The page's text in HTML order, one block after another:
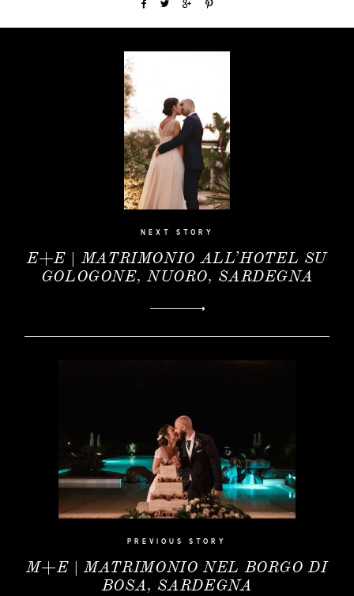
PREVIOUS STORY
M+E | MATRIMONIO NEL BORGO DI
BOSA, SARDEGNA
NEXT STORY
E+E | MATRIMONIO ALL’HOTEL SU
GOLOGONE, NUORO, SARDEGNA
|
D&R
KW
MODA
CONTATTO